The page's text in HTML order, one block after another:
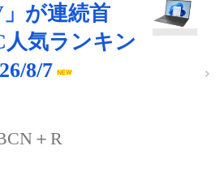
が連続首
気ランキン
8/7
＋R